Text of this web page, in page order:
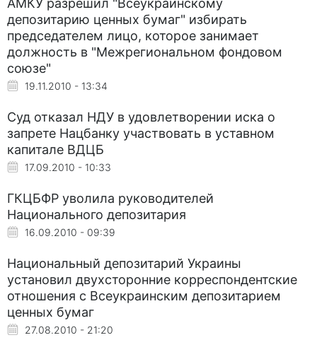
АМКУ разрешил "Всеукраинскому
депозитарию ценных бумаг" избирать
председателем лицо, которое занимает
должность в "Межрегиональном фондовом
союзе"
19.11.2010 - 13:34
Суд отказал НДУ в удовлетворении иска о
запрете Нацбанку участвовать в уставном
капитале ВДЦБ
17.09.2010 - 10:33
ГКЦБФР уволила руководителей
Национального депозитария
16.09.2010 - 09:39
Национальный депозитарий Украины
установил двухсторонние корреспондентские
отношения с Всеукраинским депозитарием
ценных бумаг
27.08.2010 - 21:20